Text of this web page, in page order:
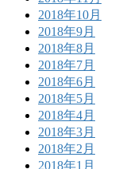
2018年10月
2018年9月
2018年8月
2018年7月
2018年6月
2018年5月
2018年4月
2018年3月
2018年2月
2018年1月